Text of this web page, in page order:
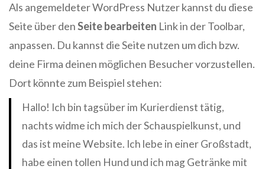
Als angemeldeter WordPress Nutzer kannst du diese
Seite über denSeite bearbeiten Link in der Toolbar,
anpassen. Du kannst die Seite nutzen um dich bzw.
deine Firma deinen möglichen Besucher vorzustellen.
Dort könnte zum Beispiel stehen:
Hallo! Ich bin tagsüber im Kurierdienst tätig,
nachts widme ich mich der Schauspielkunst, und
das ist meine Website. Ich lebe in einer Großstadt,
habe einen tollen Hund und ich mag Getränke mit